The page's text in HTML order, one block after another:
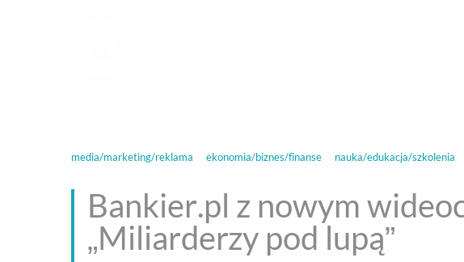
media/marketing/reklama ekonomia/biznes/finanse nauka/edukacja/szkolenia
Bankier.pl z nowym
„Miliarderzy pod lupą”